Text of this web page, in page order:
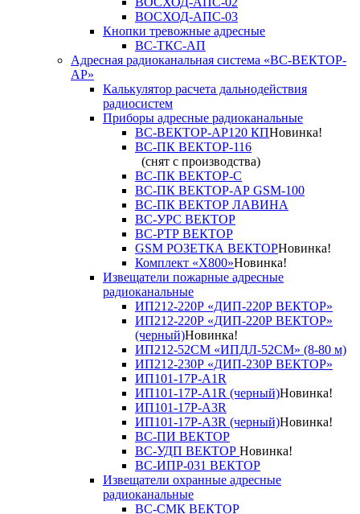
ВОСХОД-АПС-03
Кнопки тревожные адресные
ВС-ТКС-АП
Адресная радиоканальная система «ВС-ВЕКТОР-
АР»
Калькулятор расчета дальнодействия
радиосистем
Приборы адресные радиоканальные
ВС-ВЕКТОР-АР120 КПНовинка!
ВС-ПК ВЕКТОР-116
(снят с производства)
ВС-ПК ВЕКТОР-С
ВС-ПК ВЕКТОР-АР GSM-100
ВС-ПК ВЕКТОР ЛАВИНА
ВС-УРС ВЕКТОР
ВС-РТР ВЕКТОР
GSM РОЗЕТКА ВЕКТОРНовинка!
Комплект «X800»Новинка!
Извещатели пожарные адресные
радиоканальные
ИП212-220Р «ДИП-220Р ВЕКТОР»
ИП212-220Р «ДИП-220Р ВЕКТОР»
(черный)Новинка!
ИП212-52СМ «ИПДЛ-52СМ» (8-80 м)
ИП212-230Р «ДИП-230Р ВЕКТОР»
ИП101-17Р-A1R
ИП101-17Р-A1R (черный)Новинка!
ИП101-17Р-A3R
ИП101-17Р-A3R (черный)Новинка!
ВС-ПИ ВЕКТОР
ВС-УДП ВЕКТОР Новинка!
ВС-ИПР-031 ВЕКТОР
Извещатели охранные адресные
радиоканальные
ВС-СМК ВЕКТОР